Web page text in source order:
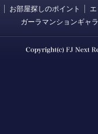
お部屋探しのポイント
ガーラマンションギャ